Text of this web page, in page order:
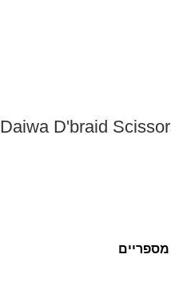
Daiwa D'braid
מספריים